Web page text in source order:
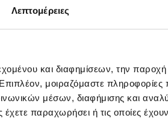
Λεπτομέρειες
και διαφημίσεων, την
μοιραζόμαστε
μέσων, διαφήμισης και
παραχωρήσει ή τις οποίες
LAPIN
39,00€